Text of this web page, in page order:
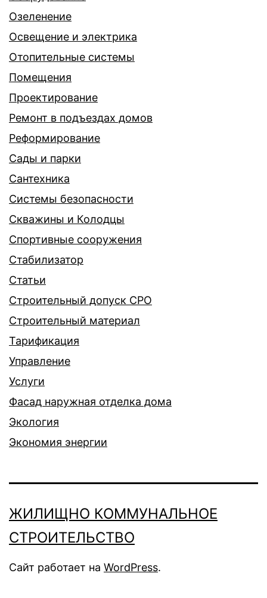
Озеленение
Освещение и электрика
Отопительные системы
Помещения
Проектирование
Ремонт в подъездах домов
Реформирование
Сады и парки
Сантехника
Системы безопасности
Скважины и Колодцы
Спортивные сооружения
Стабилизатор
Статьи
Строительный допуск СРО
Строительный материал
Тарификация
Управление
Услуги
Фасад наружная отделка дома
Экология
Экономия энергии
ЖИЛИЩНО КОММУНАЛЬНОЕ
СТРОИТЕЛЬСТВО
Сайт работает на WordPress.